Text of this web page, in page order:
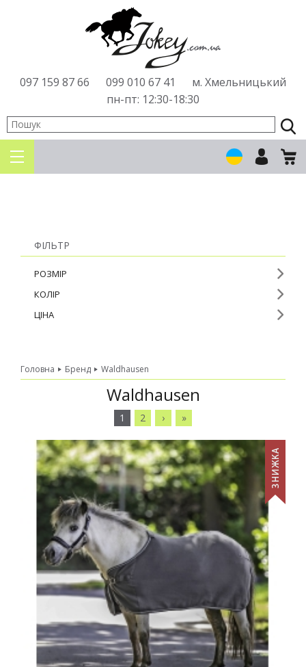
097 159 87 66 099 010 67 41
м. Хмельницький
пн-пт: 12:30-18:30
ФІЛЬТР
РОЗМІР
КОЛІР
ЦІНА
Головна Бренд
» Waldhausen
Waldhausen
1 2 › »